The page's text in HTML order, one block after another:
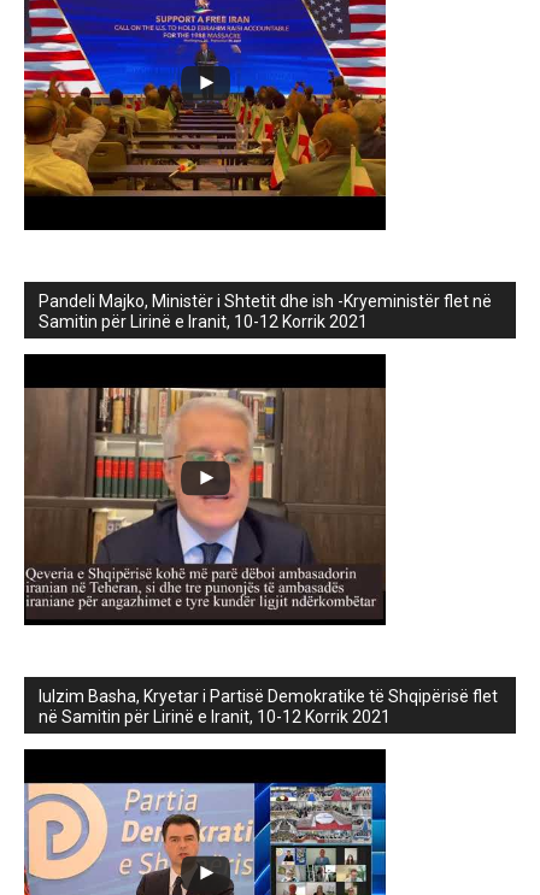
Pandeli Majko, Ministër i Shtetit dhe ish -Kryeministër flet në
Samitin për Lirinë e Iranit, 10-12 Korrik 2021
lulzim Basha, Kryetar i Partisë Demokratike të Shqipërisë flet
në Samitin për Lirinë e Iranit, 10-12 Korrik 2021